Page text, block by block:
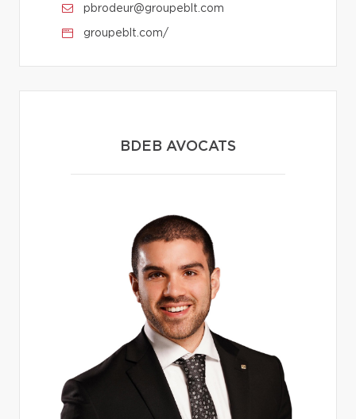
pbrodeur@groupeblt.com
groupeblt.com/
BDEB AVOCATS